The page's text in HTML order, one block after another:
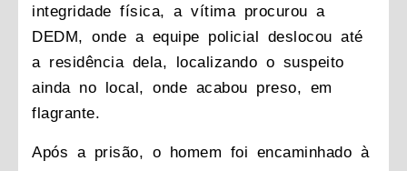
integridade física, a vítima procurou a
DEDM, onde a equipe policial deslocou até
a residência dela, localizando o suspeito
ainda no local, onde acabou preso, em
flagrante.
Após a prisão, o homem foi encaminhado à